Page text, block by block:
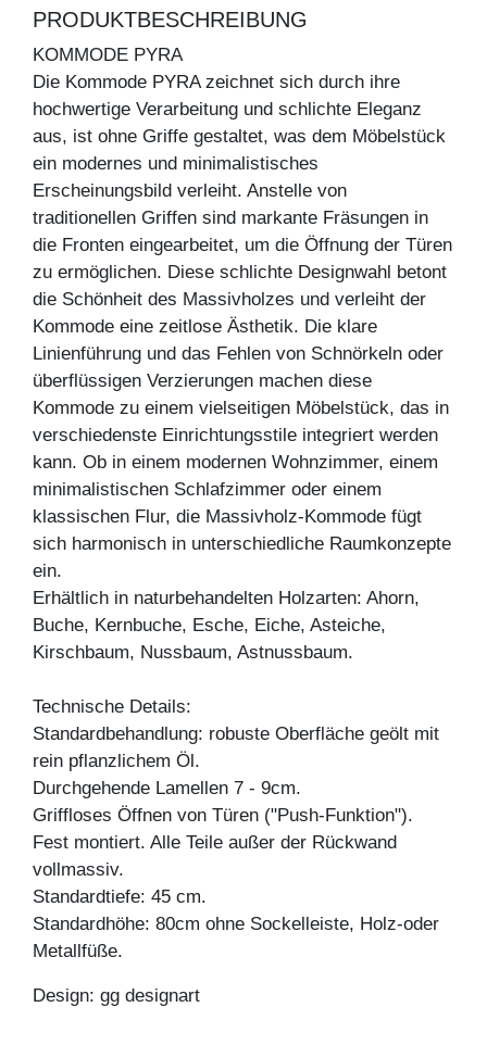
PRODUKTBESCHREIBUNG
KOMMODE PYRA
Die Kommode PYRA zeichnet sich durch ihre
hochwertige Verarbeitung und schlichte Eleganz
aus, ist ohne Griffe gestaltet, was dem Möbelstück
ein modernes und minimalistisches
Erscheinungsbild verleiht. Anstelle von
traditionellen Griffen sind markante Fräsungen in
die Fronten eingearbeitet, um die Öffnung der Türen
zu ermöglichen. Diese schlichte Designwahl betont
die Schönheit des Massivholzes und verleiht der
Kommode eine zeitlose Ästhetik. Die klare
Linienführung und das Fehlen von Schnörkeln oder
überflüssigen Verzierungen machen diese
Kommode zu einem vielseitigen Möbelstück, das in
verschiedenste Einrichtungsstile integriert werden
kann. Ob in einem modernen Wohnzimmer, einem
minimalistischen Schlafzimmer oder einem
klassischen Flur, die Massivholz-Kommode fügt
sich harmonisch in unterschiedliche Raumkonzepte
ein.
Erhältlich in naturbehandelten Holzarten: Ahorn,
Buche, Kernbuche, Esche, Eiche, Asteiche,
Kirschbaum, Nussbaum, Astnussbaum.
Technische Details:
Standardbehandlung: robuste Oberfläche geölt mit
rein pflanzlichem Öl.
Durchgehende Lamellen 7 - 9cm.
Griffloses Öffnen von Türen ("Push-Funktion").
Fest montiert. Alle Teile außer der Rückwand
vollmassiv.
Standardtiefe: 45 cm.
Standardhöhe: 80cm ohne Sockelleiste, Holz-oder
Metallfüße.
Design: gg designart